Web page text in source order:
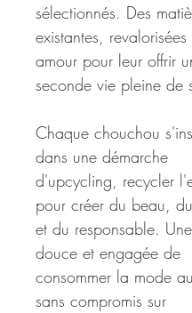
sélectionnés. Des
existantes,
amour pour leur offrir
seconde vie pleine de
Chaque chouchou
dans une démarche
d'upcycling, recycler
pour créer du beau,
et du responsable.
douce et engagée de
consommer la mode
sans compromis sur